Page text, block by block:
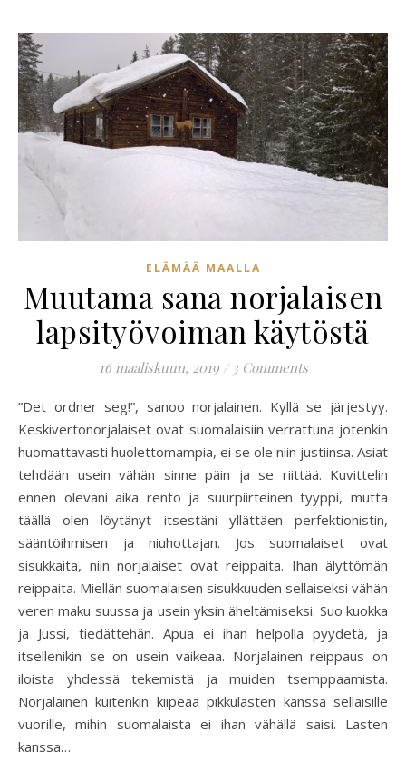
ELÄMÄÄ MAALLA
Muutama sana norjalaisen
lapsityövoiman käytöstä
16 maaliskuun, 2019 / 3 Comments
”Det ordner seg!”, sanoo norjalainen. Kyllä se järjestyy.
Keskivertonorjalaiset ovat suomalaisiin verrattuna jotenkin
huomattavasti huolettomampia, ei se ole niin justiinsa. Asiat
tehdään usein vähän sinne päin ja se riittää. Kuvittelin
ennen olevani aika rento ja suurpiirteinen tyyppi, mutta
täällä olen löytänyt itsestäni yllättäen perfektionistin,
sääntöihmisen ja niuhottajan. Jos suomalaiset ovat
sisukkaita, niin norjalaiset ovat reippaita. Ihan älyttömän
reippaita. Miellän suomalaisen sisukkuuden sellaiseksi vähän
veren maku suussa ja usein yksin äheltämiseksi. Suo kuokka
ja Jussi, tiedättehän. Apua ei ihan helpolla pyydetä, ja
itsellenikin se on usein vaikeaa. Norjalainen reippaus on
iloista yhdessä tekemistä ja muiden tsemppaamista.
Norjalainen kuitenkin kiipeää pikkulasten kanssa sellaisille
vuorille, mihin suomalaista ei ihan vähällä saisi. Lasten
kanssa…